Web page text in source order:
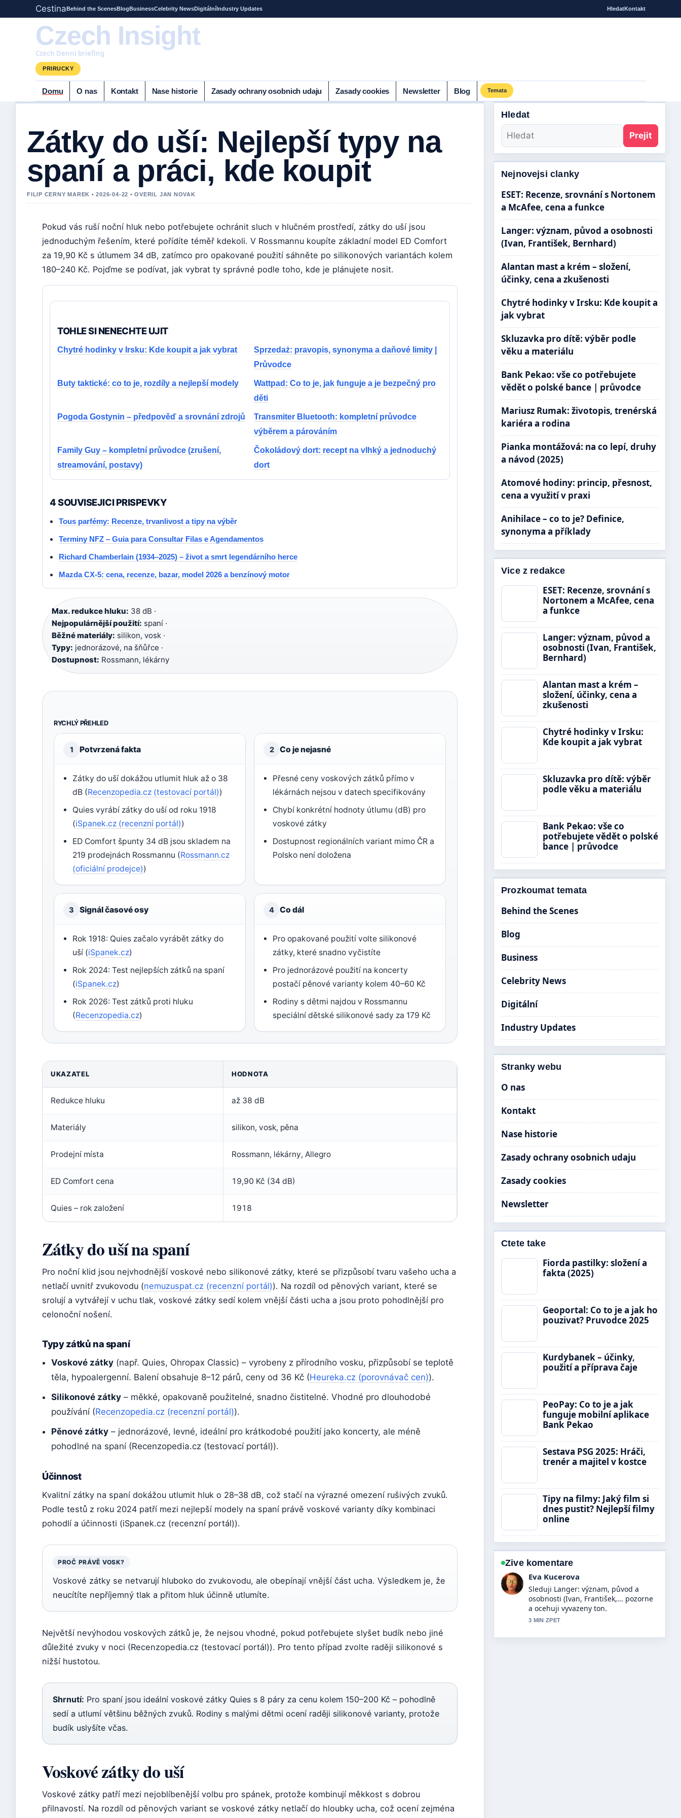
CestinaBehind the ScenesBlogBusinessCelebrity NewsDigitálníIndustry Updates HledatKontakt
Czech Insight
Czech Denni briefing
PRIRUCKY
Domu O nas Kontakt Nase historie Zasady ochrany osobnich udaju Zasady cookies Newsletter Blog Temata
Zátky do uší: Nejlepší typy na
spaní a práci, kde koupit
FILIP CERNY MAREK • 2026-04-22 • OVERIL JAN NOVAK
Pokud vás ruší noční hluk nebo potřebujete ochránit sluch v hlučném prostředí, zátky do uší jsou
jednoduchým řešením, které pořídíte téměř kdekoli. V Rossmannu koupíte základní model ED Comfort
za 19,90 Kč s útlumem 34 dB, zatímco pro opakované použití sáhněte po silikonových variantách kolem
180–240 Kč. Pojďme se podívat, jak vybrat ty správné podle toho, kde je plánujete nosit.
TOHLE SI NENECHTE UJIT
Chytré hodinky v Irsku: Kde koupit a jak vybrat
Sprzedaż: pravopis, synonyma a daňové limity |
Průvodce
Buty taktické: co to je, rozdíly a nejlepší modely
Wattpad: Co to je, jak funguje a je bezpečný pro
děti
Pogoda Gostynin – předpověď a srovnání zdrojů
Transmiter Bluetooth: kompletní průvodce
výběrem a párováním
Family Guy – kompletní průvodce (zrušení,
streamování, postavy)
Čokoládový dort: recept na vlhký a jednoduchý
dort
4 SOUVISEJICI PRISPEVKY
Tous parfémy: Recenze, trvanlivost a tipy na výběr
Terminy NFZ – Guia para Consultar Filas e Agendamentos
Richard Chamberlain (1934–2025) – život a smrt legendárního herce
Mazda CX-5: cena, recenze, bazar, model 2026 a benzínový motor
Max. redukce hluku: 38 dB ·
Nejpopulárnější použití: spaní ·
Běžné materiály: silikon, vosk ·
Typy: jednorázové, na šňůřce ·
Dostupnost: Rossmann, lékárny
RYCHLÝ PŘEHLED
1 Potvrzená fakta
Zátky do uší dokážou utlumit hluk až o 38
dB (Recenzopedia.cz (testovací portál))
Quies vyrábí zátky do uší od roku 1918
(iSpanek.cz (recenzní portál))
ED Comfort špunty 34 dB jsou skladem na
219 prodejnách Rossmannu (Rossmann.cz
(oficiální prodejce))
2 Co je nejasné
Přesné ceny voskových zátků přímo v
lékárnách nejsou v datech specifikovány
Chybí konkrétní hodnoty útlumu (dB) pro
voskové zátky
Dostupnost regionálních variant mimo ČR a
Polsko není doložena
3 Signál časové osy
Rok 1918: Quies začalo vyrábět zátky do
uší (iSpanek.cz)
Rok 2024: Test nejlepších zátků na spaní
(iSpanek.cz)
Rok 2026: Test zátků proti hluku
(Recenzopedia.cz)
4 Co dál
Pro opakované použití volte silikonové
zátky, které snadno vyčistíte
Pro jednorázové použití na koncerty
postačí pěnové varianty kolem 40–60 Kč
Rodiny s dětmi najdou v Rossmannu
speciální dětské silikonové sady za 179 Kč
UKAZATEL HODNOTA
Redukce hluku až 38 dB
Materiály silikon, vosk, pěna
Prodejní místa Rossmann, lékárny, Allegro
ED Comfort cena 19,90 Kč (34 dB)
Quies – rok založení 1918
Zátky do uší na spaní
Pro noční klid jsou nejvhodnější voskové nebo silikonové zátky, které se přizpůsobí tvaru vašeho ucha a
netlačí uvnitř zvukovodu (nemuzuspat.cz (recenzní portál)). Na rozdíl od pěnových variant, které se
srolují a vytvářejí v uchu tlak, voskové zátky sedí kolem vnější části ucha a jsou proto pohodlnější pro
celonoční nošení.
Typy zátků na spaní
Voskové zátky (např. Quies, Ohropax Classic) – vyrobeny z přírodního vosku, přizpůsobí se teplotě
těla, hypoalergenní. Balení obsahuje 8–12 párů, ceny od 36 Kč (Heureka.cz (porovnávač cen)).
Silikonové zátky – měkké, opakovaně použitelné, snadno čistitelné. Vhodné pro dlouhodobé
používání (Recenzopedia.cz (recenzní portál)).
Pěnové zátky – jednorázové, levné, ideální pro krátkodobé použití jako koncerty, ale méně
pohodlné na spaní (Recenzopedia.cz (testovací portál)).
Účinnost
Kvalitní zátky na spaní dokážou utlumit hluk o 28–38 dB, což stačí na výrazné omezení rušivých zvuků.
Podle testů z roku 2024 patří mezi nejlepší modely na spaní právě voskové varianty díky kombinaci
pohodlí a účinnosti (iSpanek.cz (recenzní portál)).
PROČ PRÁVĚ VOSK?
Voskové zátky se netvarují hluboko do zvukovodu, ale obepínají vnější část ucha. Výsledkem je, že
neucítíte nepříjemný tlak a přitom hluk účinně utlumíte.
Největší nevýhodou voskových zátků je, že nejsou vhodné, pokud potřebujete slyšet budík nebo jiné
důležité zvuky v noci (Recenzopedia.cz (testovací portál)). Pro tento případ zvolte raději silikonové s
nižší hustotou.
Shrnutí: Pro spaní jsou ideální voskové zátky Quies s 8 páry za cenu kolem 150–200 Kč – pohodlně
sedí a utlumí většinu běžných zvuků. Rodiny s malými dětmi ocení raději silikonové varianty, protože
budík uslyšíte včas.
Voskové zátky do uší
Voskové zátky patří mezi nejoblíbenější volbu pro spánek, protože kombinují měkkost s dobrou
přilnavostí. Na rozdíl od pěnových variant se voskové zátky netlačí do hloubky ucha, což ocení zejména
Hledat
Prejit
Nejnovejsi clanky
ESET: Recenze, srovnání s Nortonem
a McAfee, cena a funkce
Langer: význam, původ a osobnosti
(Ivan, František, Bernhard)
Alantan mast a krém – složení,
účinky, cena a zkušenosti
Chytré hodinky v Irsku: Kde koupit a
jak vybrat
Skluzavka pro dítě: výběr podle
věku a materiálu
Bank Pekao: vše co potřebujete
vědět o polské bance | průvodce
Mariusz Rumak: životopis, trenérská
kariéra a rodina
Pianka montážová: na co lepí, druhy
a návod (2025)
Atomové hodiny: princip, přesnost,
cena a využití v praxi
Anihilace – co to je? Definice,
synonyma a příklady
Vice z redakce
ESET: Recenze, srovnání s
Nortonem a McAfee, cena
a funkce
Langer: význam, původ a
osobnosti (Ivan, František,
Bernhard)
Alantan mast a krém –
složení, účinky, cena a
zkušenosti
Chytré hodinky v Irsku:
Kde koupit a jak vybrat
Skluzavka pro dítě: výběr
podle věku a materiálu
Bank Pekao: vše co
potřebujete vědět o polské
bance | průvodce
Prozkoumat temata
Behind the Scenes
Blog
Business
Celebrity News
Digitální
Industry Updates
Stranky webu
O nas
Kontakt
Nase historie
Zasady ochrany osobnich udaju
Zasady cookies
Newsletter
Ctete take
Fiorda pastilky: složení a
fakta (2025)
Geoportal: Co to je a jak ho
pouzivat? Pruvodce 2025
Kurdybanek – účinky,
použití a příprava čaje
PeoPay: Co to je a jak
funguje mobilní aplikace
Bank Pekao
Sestava PSG 2025: Hráči,
trenér a majitel v kostce
Tipy na filmy: Jaký film si
dnes pustit? Nejlepší filmy
online
Zive komentare
David Vesely
Uzitecny kontext k Alantan mast a
krém – složení, účinky,.... Prosim
pokracujte v prubeznych
aktualizacich.